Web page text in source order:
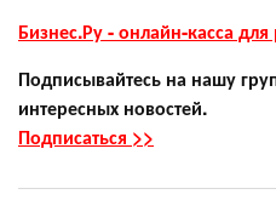
Бизнес.Ру - онлайн-касса
Подписывайтесь на нашу
интересных новостей.
Подписаться >>